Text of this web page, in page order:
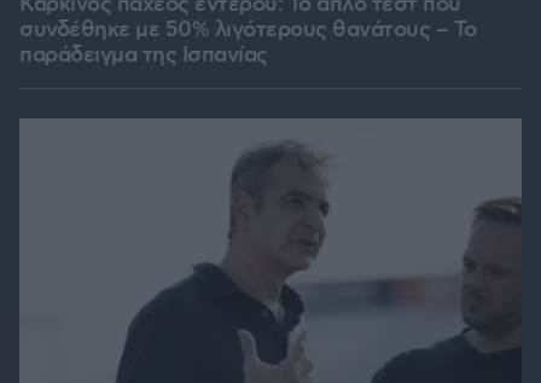
συνδέθηκε με 50% λιγότερους θανάτους – Το
παράδειγμα της Ισπανίας